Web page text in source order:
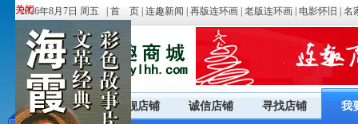
关闭
关闭
2026年8月7日 周五 | 首 页 连趣新闻 再版连环画 老版连环画 电影怀旧 名
商城首页 旗舰店铺 诚信店铺 寻找店铺 我